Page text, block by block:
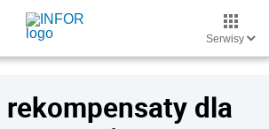
Serwisy
rekompensaty dla